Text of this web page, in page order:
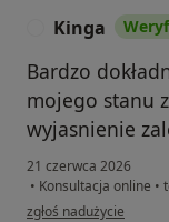
Kinga
Bardzo
mojego stanu
wyjasnienie
21 czerwca 2026
• Konsultacja online •
w opinii użytkownika
zgłoś nadużycie